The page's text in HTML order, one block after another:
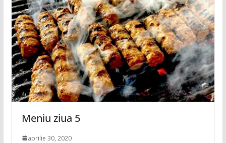
Meniu ziua 5
aprilie 30, 2020